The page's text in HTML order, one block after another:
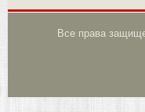
Все права